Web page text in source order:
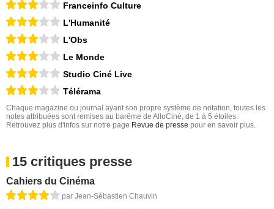
Franceinfo Culture
L'Humanité
L'Obs
Le Monde
Studio Ciné Live
Télérama
Chaque magazine ou journal ayant son propre système de notation, toutes les
notes attribuées sont remises au barême de AlloCiné, de 1 à 5 étoiles.
Retrouvez plus d'infos sur notre page Revue de presse pour en savoir plus.
15 critiques presse
Cahiers du Cinéma
par Jean-Sébastien Chauvin